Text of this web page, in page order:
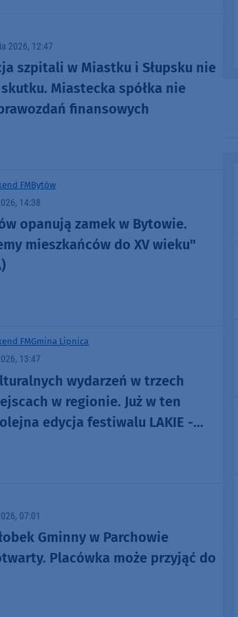
2026, 12:47
szpitali w Miastku i Słupsku nie
Miastecka spółka nie
finansowych
FMBytów
14:38
opanują zamek w Bytowie.
mieszkańców do XV wieku"
FMGmina Lipnica
13:47
wydarzeń w trzech
w regionie. Już w ten
edycja festiwalu LAKIE -
07:01
Gminny w Parchowie
Placówka może przyjąć do